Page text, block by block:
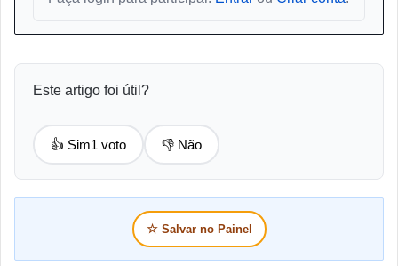
Este artigo foi útil?
👍 Sim1 voto 👎 Não
☆ Salvar no Painel